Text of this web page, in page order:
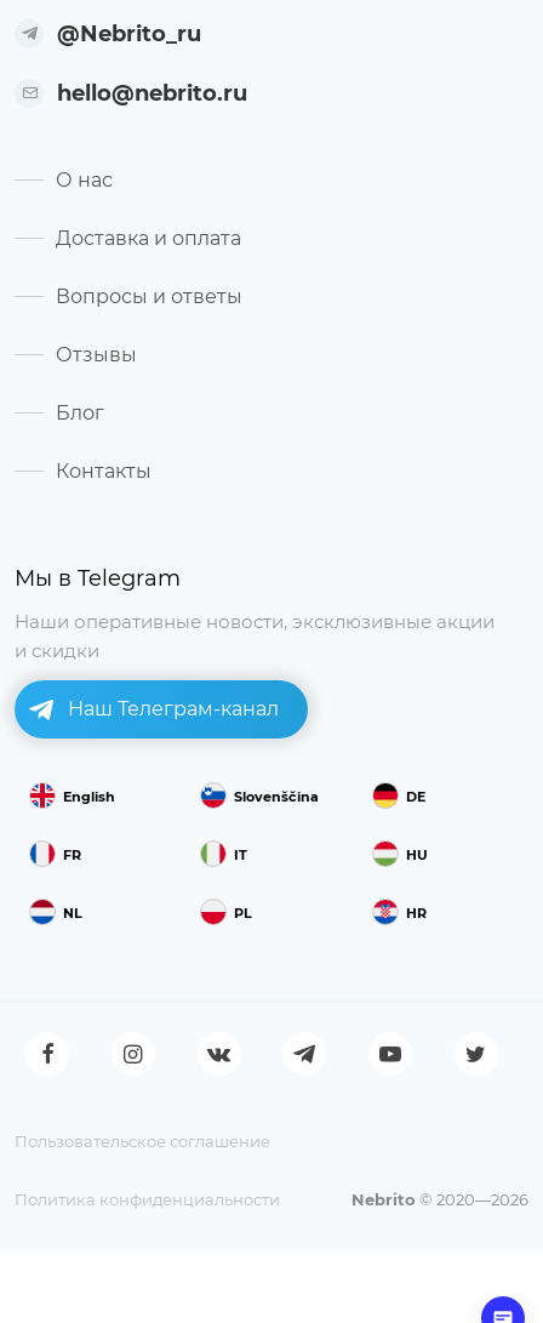
Мы в Telegram
Наши оперативные новости, эксклюзивные акции
и скидки
Наш Телеграм-канал
English Slovenščina DE
FR IT HU
NL PL HR
@Nebrito_ru
hello@nebrito.ru
О нас
Доставка и оплата
Вопросы и ответы
Отзывы
Блог
Контакты
Пользовательское соглашение
Политика конфиденциальности Nebrito © 2020—2026